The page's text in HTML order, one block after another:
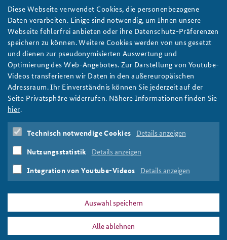
Charakteristikum der Cyber-Bedrohungen sei eben, dass sie
„nicht vor Landesgrenzen halt“ machten. Deshalb könne eine
effiziente Lösung für Cyber-Sicherheit nur über einen
multinationalen Ansatz gefunden werden, in dem auch Politik
und Industrie international zusammenarbeiteten.
Das Forum war begleitet von einer Pressekonferenz. Das große
Interesse von rund vierzig Journalisten zeigte, welchen hohen
Aufmerksamkeitswert der Cyber-Sicherheit inzwischen in der
Öffentlichkeit beigemessen wird.
Autoren:Beatrice Naß, Tom Goeller
Cyber-Sicherheit
DATA PRIVACY IMPRINT
Diese Webseite verwendet Cookies, die personenbezogene
Daten verarbeiten. Einige sind notwendig, um Ihnen unsere
Webseite fehlerfrei anbieten oder ihre Datenschutz-Präferenzen
speichern zu können. Weitere Cookies werden von uns gesetzt
und dienen zur pseudonymisierten Auswertung und
Optimierung des Web-Angebotes. Zur Darstellung von Youtube-
Videos transferieren wir Daten in den außereuropäischen
Adressraum. Ihr Einverständnis können Sie jederzeit auf der
Seite Privatsphäre widerrufen. Nähere Informationen finden Sie
hier.
Technisch notwendige Cookies Details anzeigen
Nutzungsstatistik Details anzeigen
Integration von Youtube-Videos Details anzeigen
Auswahl speichern
Alle ablehnen